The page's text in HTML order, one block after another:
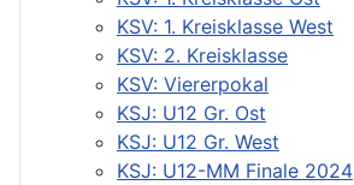
KSV: 1. Kreisklasse West
KSV: 2. Kreisklasse
KSV: Viererpokal
KSJ: U12 Gr. Ost
KSJ: U12 Gr. West
KSJ: U12-MM Finale 2024